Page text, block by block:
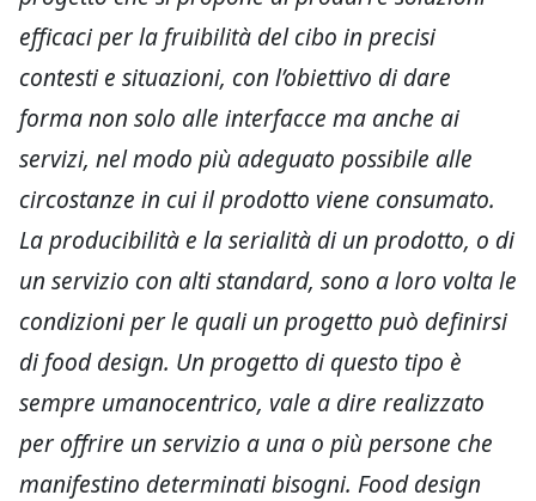
efficaci per la fruibilità del cibo in precisi
contesti e situazioni, con l’obiettivo di dare
forma non solo alle interfacce ma anche ai
servizi, nel modo più adeguato possibile alle
circostanze in cui il prodotto viene consumato.
La producibilità e la serialità di un prodotto, o di
un servizio con alti standard, sono a loro volta le
condizioni per le quali un progetto può definirsi
di food design. Un progetto di questo tipo è
sempre umanocentrico, vale a dire realizzato
per offrire un servizio a una o più persone che
manifestino determinati bisogni. Food design